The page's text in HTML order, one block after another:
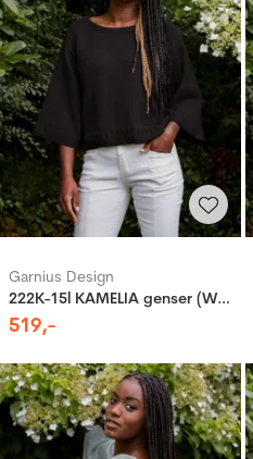
Garnius Design
222K-15l KAMELIA genser (Woolevo)
519,-